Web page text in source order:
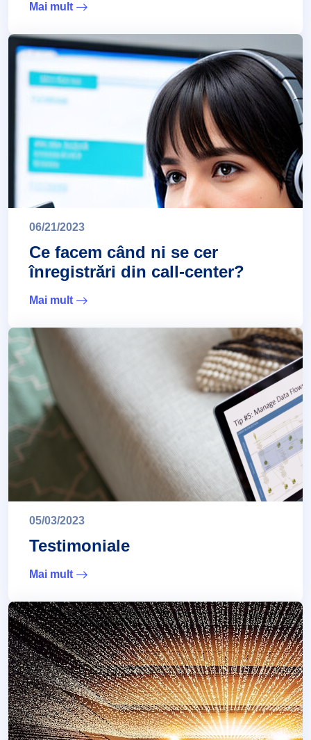
Mai mult
06/21/2023
Ce facem când ni se cer
înregistrări din call-center?
Mai mult
05/03/2023
Testimoniale
Mai mult